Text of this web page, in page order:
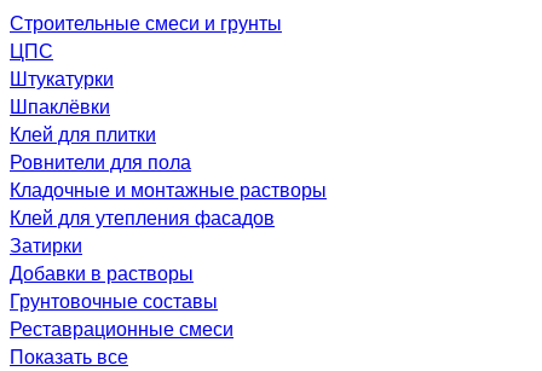
Строительные смеси и грунты
ЦПС
Штукатурки
Шпаклёвки
Клей для плитки
Ровнители для пола
Кладочные и монтажные растворы
Клей для утепления фасадов
Затирки
Добавки в растворы
Грунтовочные составы
Реставрационные смеси
Показать все